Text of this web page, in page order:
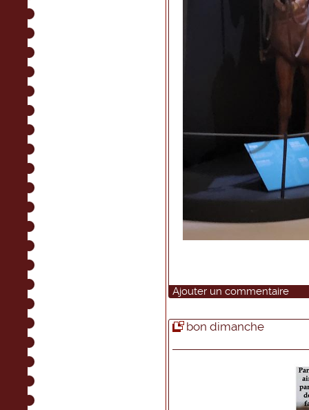
Ajouter un commentaire
bon dimanche